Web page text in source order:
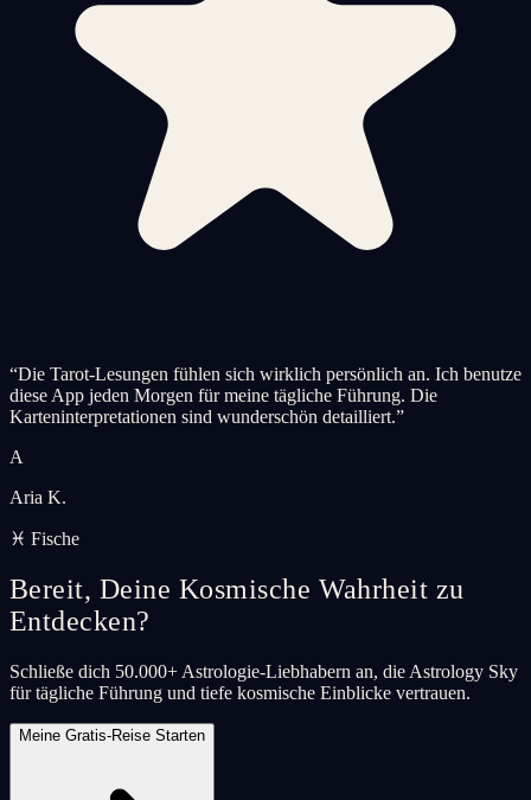
“Die Tarot-Lesungen fühlen sich wirklich persönlich an. Ich benutze
diese App jeden Morgen für meine tägliche Führung. Die
Karteninterpretationen sind wunderschön detailliert.”
A
Aria K.
♓ Fische
Bereit, Deine Kosmische Wahrheit zu
Entdecken?
Schließe dich 50.000+ Astrologie-Liebhabern an, die Astrology Sky
für tägliche Führung und tiefe kosmische Einblicke vertrauen.
Meine Gratis-Reise Starten